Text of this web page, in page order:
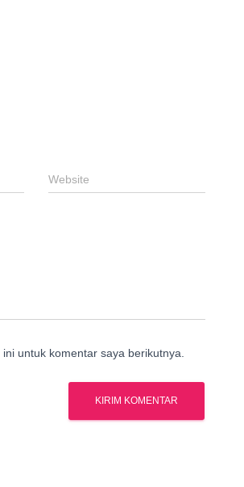
Website
untuk komentar saya berikutnya.